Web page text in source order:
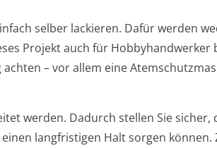
selber lackieren. Dafür werden
Projekt auch für Hobbyhandwerker
– vor allem eine
werden. Dadurch stellen Sie sicher,
langfristigen Halt sorgen können.